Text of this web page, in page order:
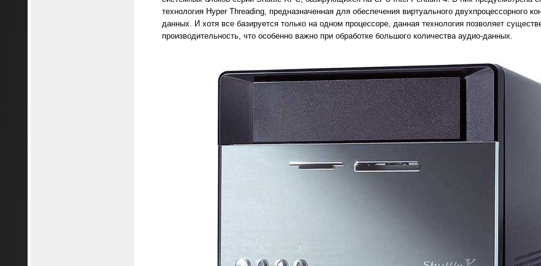
технология Hyper Threading, предназначенная для обеспечения виртуального двухпроцессорного
данных. И хотя все базируется только на одном процессоре, данная технология позволяет
производительность, что особенно важно при обработке большого количества аудио-данных.